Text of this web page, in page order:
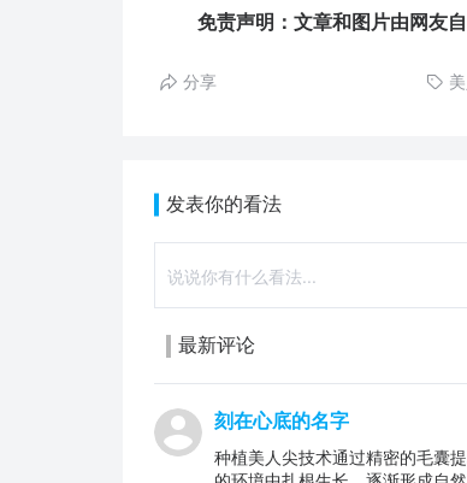
免责声明：文章和图片由网友自
分享
发表你的看法
最新评论
刻在心底的名字
种植美人尖技术通过精密的毛囊